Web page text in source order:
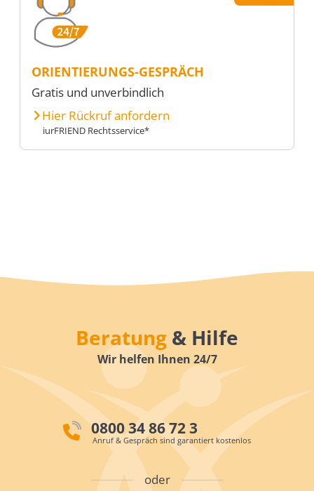
ORIENTIERUNGS-GESPRÄCH
Gratis und unverbindlich
Hier Rückruf anfordern
iurFRIEND Rechtsservice*
Beratung & Hilfe
Wir helfen Ihnen 24/7
0800 34 86 72 3
Anruf & Gespräch sind garantiert kostenlos
oder